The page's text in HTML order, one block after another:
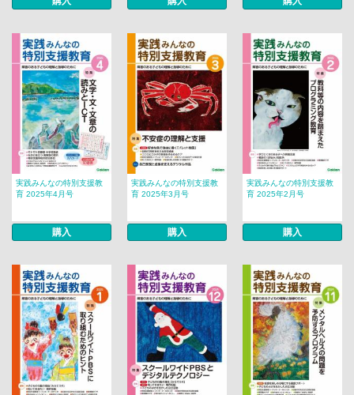
実践みんなの特別支援教
育 2025年4月号
購入
実践みんなの特別支援教
育 2025年3月号
購入
実践みんなの特別支援教
育 2025年2月号
購入